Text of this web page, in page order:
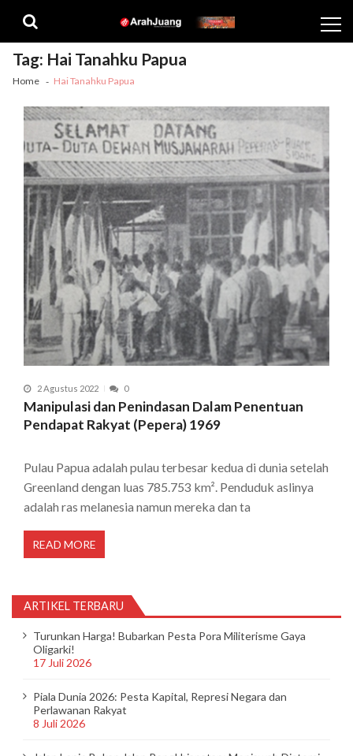
navigation
content
Tag: Hai Tanahku Papua
Home Hai Tanahku Papua
2 Agustus 2022 0
Manipulasi dan Penindasan Dalam Penentuan
Pendapat Rakyat (Pepera) 1969
Pulau Papua adalah pulau terbesar kedua di dunia setelah
Greenland dengan luas 785.753 km². Penduduk aslinya
adalah ras melanesia namun mereka dan ta
READ MORE
ARTIKEL TERBARU
Turunkan Harga! Bubarkan Pesta Pora Militerisme Gaya
Oligarki!
17 Juli 2026
Piala Dunia 2026: Pesta Kapital, Represi Negara dan
Perlawanan Rakyat
8 Juli 2026